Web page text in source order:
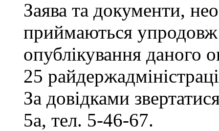
Заява та документи,
приймаються упродовж
опублікування даного
25
За довідками
5а, тел. 5-46-67.